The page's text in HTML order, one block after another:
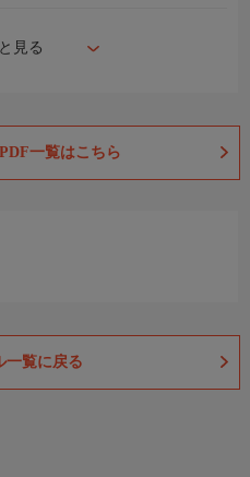
見る
一覧はこちら
一覧に戻る